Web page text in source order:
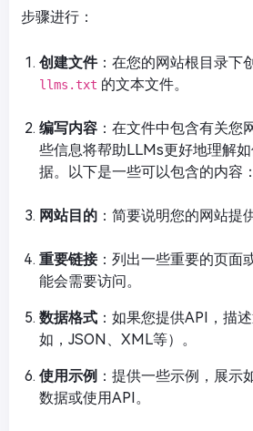
步骤进行：
创建文件：在您的网站根目录下
llms.txt 的文本文件。
编写内容 ：在文件中包含有关您
些信息将帮助LLMs更好地理解
据。以下是一些可以包含的内容：
网站目的 ：简要说明您的网站提
重要链接：列出一些重要的页面
能会需要访问。
数据格式 ：如果您提供API，描
如，JSON、XML等）。
使用示例 ：提供一些示例，展示
数据或使用API。